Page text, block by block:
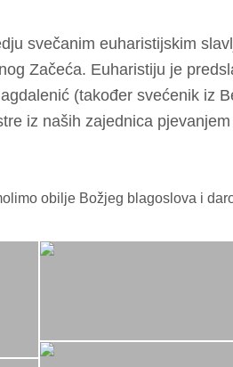
svečanim euharistijskim
Začeća. Euharistiju je
(također svećenik iz
iz naših zajednica
obilje Božjeg blagoslova i